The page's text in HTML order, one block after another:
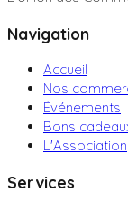
Navigation
Accueil
Nos
Événements
Bons
L'Association
Services